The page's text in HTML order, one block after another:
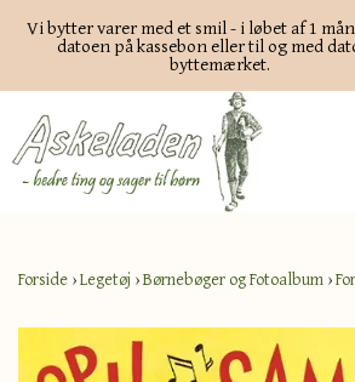
Vi bytter varer med et smil - i løbet af 1
datoen på kassebon eller til og med
byttemærket.
Forside ›Legetøj ›Børnebøger og Fotoalbum ›